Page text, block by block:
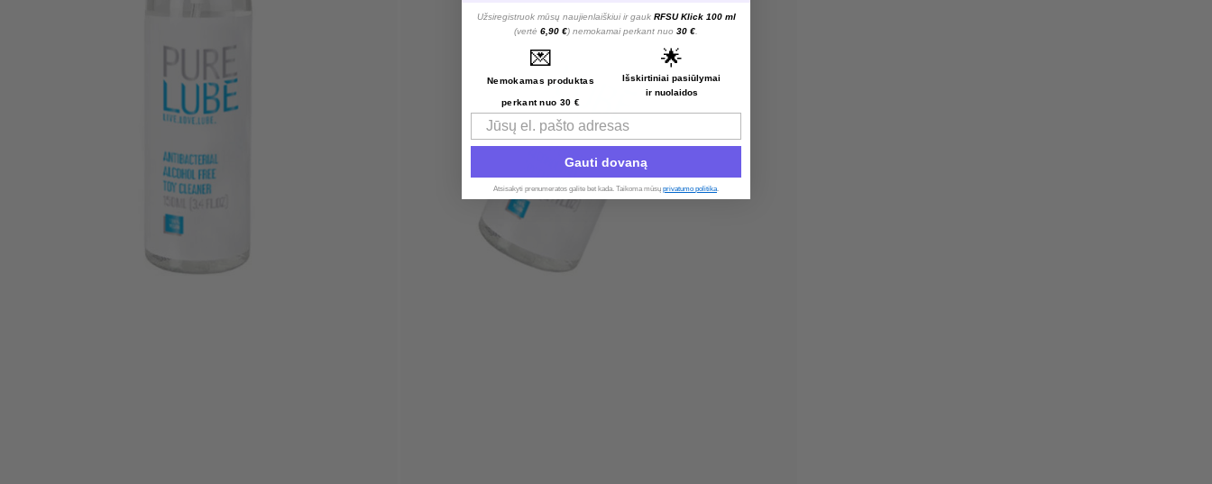
Užsiregistruok mūsų naujienlaiškiui ir gauk RFSU Klick 100 ml
(vertė 6,90 €) nemokamai perkant nuo 30 €
💌
Nemokamas produktas
perkant nuo 30 €
🌟
Išskirtiniai pasiūlymai
ir nuolaidos
Email
Gauti dovaną
Atsisakyti prenumeratos galite bet kada. Taikoma mūsų privatumo politika.​